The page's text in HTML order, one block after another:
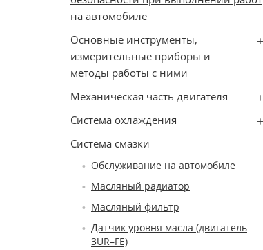
на автомобиле
Основные инструменты,
измерительные приборы и
методы работы с ними
Механическая часть двигателя
Система охлаждения
Система смазки
Обслуживание на автомобиле
Масляный радиатор
Масляный фильтр
Датчик уровня масла (двигатель
3UR–FE)